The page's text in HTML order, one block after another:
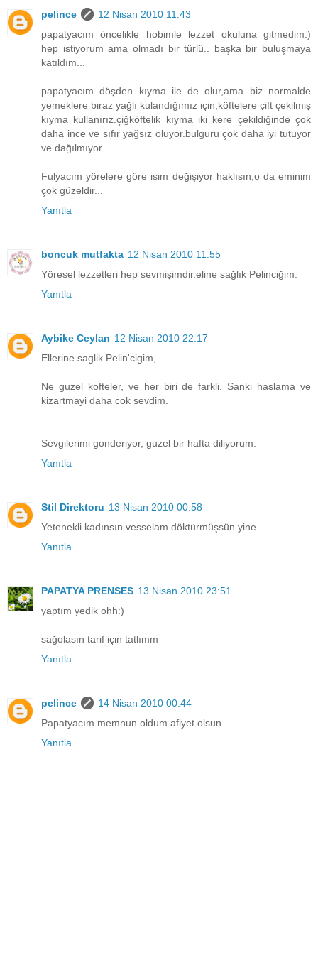
pelince
12 Nisan 2010 11:43
papatyacım öncelikle hobimle lezzet okuluna gitmedim:)
hep istiyorum ama olmadı bir türlü.. başka bir buluşmaya
katıldım...
papatyacım döşden kıyma ile de olur,ama biz normalde
yemeklere biraz yağlı kulandığımız için,köftelere çift çekilmiş
kıyma kullanırız.çiğköftelik kıyma iki kere çekildiğinde çok
daha ince ve sıfır yağsız oluyor.bulguru çok daha iyi tutuyor
ve dağılmıyor.
Fulyacım yörelere göre isim değişiyor haklısın,o da eminim
çok güzeldir...
Yanıtla
boncuk mutfakta 12 Nisan 2010 11:55
Yöresel lezzetleri hep sevmişimdir.eline sağlık Pelinciğim.
Yanıtla
Aybike Ceylan 12 Nisan 2010 22:17
Ellerine saglik Pelin'cigim,
Ne guzel kofteler, ve her biri de farkli. Sanki haslama ve
kizartmayi daha cok sevdim.
Sevgilerimi gonderiyor, guzel bir hafta diliyorum.
Yanıtla
Stil Direktoru 13 Nisan 2010 00:58
Yetenekli kadınsın vesselam döktürmüşsün yine
Yanıtla
PAPATYA PRENSES 13 Nisan 2010 23:51
yaptım yedik ohh:)
sağolasın tarif için tatlımm
Yanıtla
pelince
14 Nisan 2010 00:44
Papatyacım memnun oldum afiyet olsun..
Yanıtla